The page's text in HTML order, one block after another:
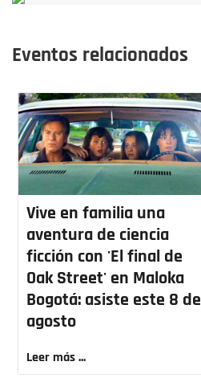
Eventos relacionados
Vive en familia una
aventura de ciencia
ficción con 'El final de
Oak Street' en Maloka
Bogotá: asiste este 8 de
agosto
Leer más ...